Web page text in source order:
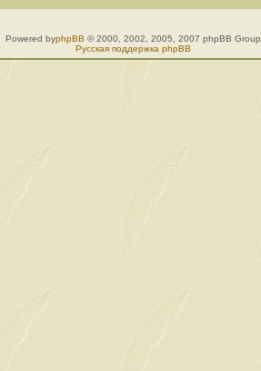
Powered byphpBB © 2000, 2002, 2005, 2007 phpBB Group
Русская поддержка phpBB